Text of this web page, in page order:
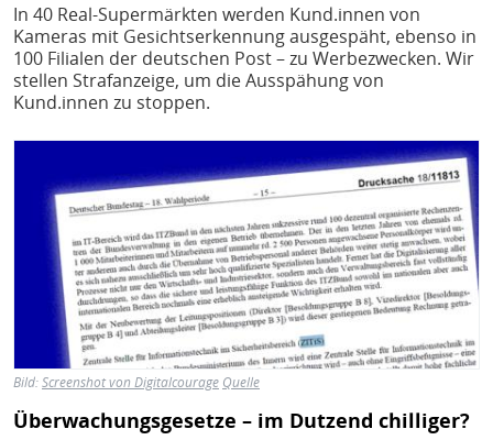
In 40 Real-Supermärkten werden Kund.innen von
Kameras mit Gesichtserkennung ausgespäht, ebenso in
100 Filialen der deutschen Post – zu Werbezwecken. Wir
stellen Strafanzeige, um die Ausspähung von
Kund.innen zu stoppen.
Bild
Bild:Screenshot von Digitalcourage Quelle
Überwachungsgesetze – im Dutzend chilliger?